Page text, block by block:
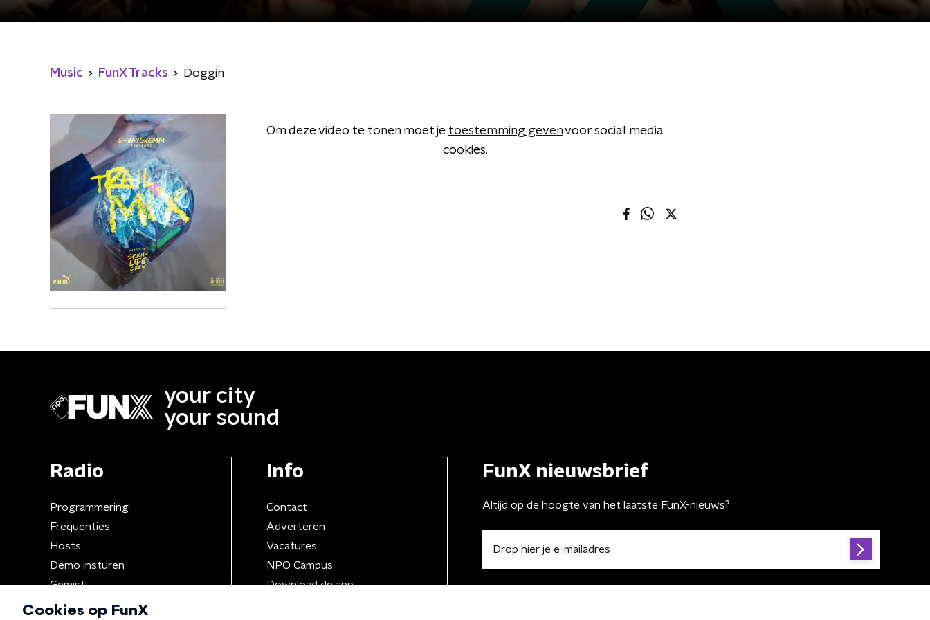
Music FunX Tracks Doggin
Om deze video te tonen moet je toestemming gevenvoor social media
cookies.
your city
your sound
Radio
Programmering
Frequenties
Hosts
Demo insturen
Gemist
Info
Contact
Adverteren
Vacatures
NPO Campus
Download de app
FunX nieuwsbrief
Altijd op de hoogte van het laatste FunX-nieuws?